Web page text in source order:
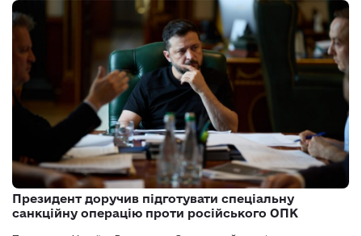
Президент доручив підготувати спеціальну
санкційну операцію проти російського ОПК